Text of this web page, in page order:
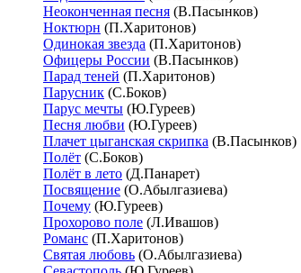
Неоконченная песня (В.Пасынков)
Ноктюрн (П.Харитонов)
Одинокая звезда (П.Харитонов)
Офицеры России (В.Пасынков)
Парад теней (П.Харитонов)
Парусник (С.Боков)
Парус мечты (Ю.Гуреев)
Песня любви (Ю.Гуреев)
Плачет цыганская скрипка (В.Пасынков)
Полёт (С.Боков)
Полёт в лето (Д.Панарет)
Посвящение (О.Абылгазиева)
Почему (Ю.Гуреев)
Прохорово поле (Л.Ивашов)
Романс (П.Харитонов)
Святая любовь (О.Абылгазиева)